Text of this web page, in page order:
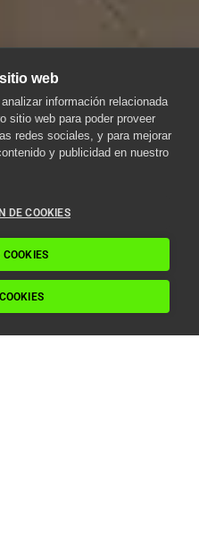
web
información relacionada
sitio web para poder proveer
redes sociales, y para mejorar
y publicidad en nuestro
DE COOKIES